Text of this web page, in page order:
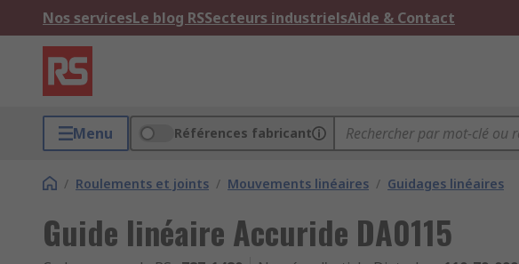
Nos servicesLe blog RSSecteurs industrielsAide & Contact
Menu Références fabricant
/ Roulements et joints / Mouvements linéaires / Guidages linéaires
Guide linéaire Accuride DA0115